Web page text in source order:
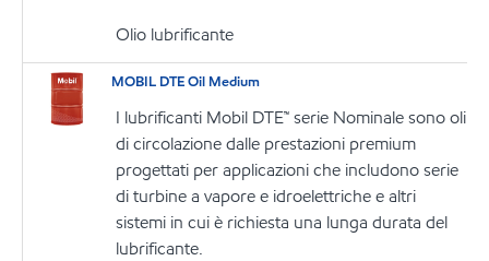
Olio lubrificante
MOBIL DTE Oil Medium
I lubrificanti Mobil DTE™ serie Nominale sono oli
di circolazione dalle prestazioni premium
progettati per applicazioni che includono serie
di turbine a vapore e idroelettriche e altri
sistemi in cui è richiesta una lunga durata del
lubrificante.